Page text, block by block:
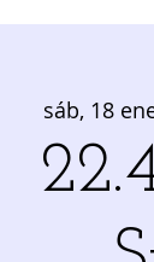
sáb, 18